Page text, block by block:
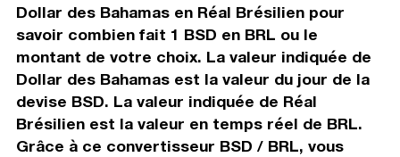
Dollar des Bahamas en Réal Brésilien pour
savoir combien fait 1 BSD en BRL ou le
montant de votre choix. La valeur indiquée de
Dollar des Bahamas est la valeur du jour de la
devise BSD. La valeur indiquée de Réal
Brésilien est la valeur en temps réel de BRL.
Grâce à ce convertisseur BSD / BRL, vous